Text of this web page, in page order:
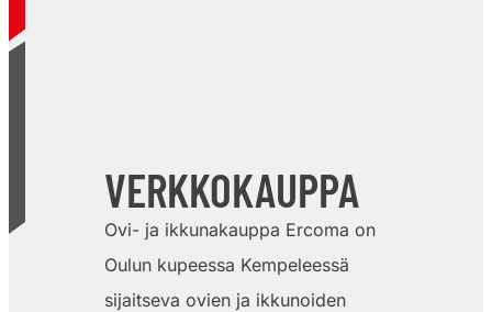
VERKKOKAUPPA
Ovi- ja ikkunakauppa Ercoma on
Oulun kupeessa Kempeleessä
sijaitseva ovien ja ikkunoiden